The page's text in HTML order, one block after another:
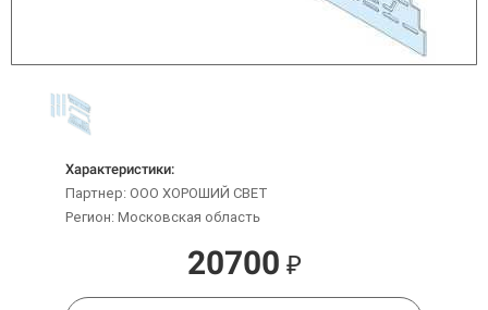
Характеристики:
Партнер: ООО ХОРОШИЙ СВЕТ
Регион: Московская область
20700 ₽